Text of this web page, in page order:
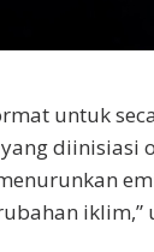
untuk
diinisiasi
iklim,”